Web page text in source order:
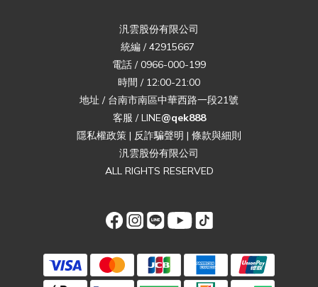
汎雲股份有限公司
統編 / 42915667
電話 / 0966-000-199
時間 / 12:00-21:00
地址 / 台南市南區中華西路一段21號
客服 / LINE@qek888
隱私權政策 | 反詐騙聲明 | 條款與細則
汎雲股份有限公司
ALL RIGHTS RESERVED